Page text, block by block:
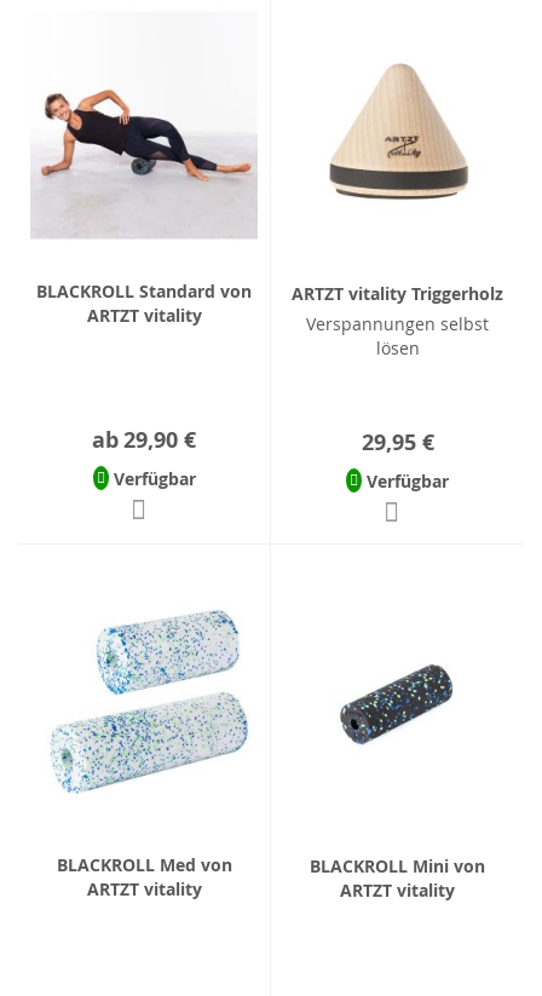
BLACKROLL Standard von
ARTZT vitality
ab29,90 €
Verfügbar
ARTZT vitality Triggerholz
Verspannungen selbst
lösen
29,95 €
Verfügbar
BLACKROLL Med von
ARTZT vitality
BLACKROLL Mini von
ARTZT vitality